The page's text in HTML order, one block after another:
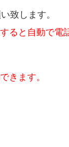
致します。
ると自動で電
きます。